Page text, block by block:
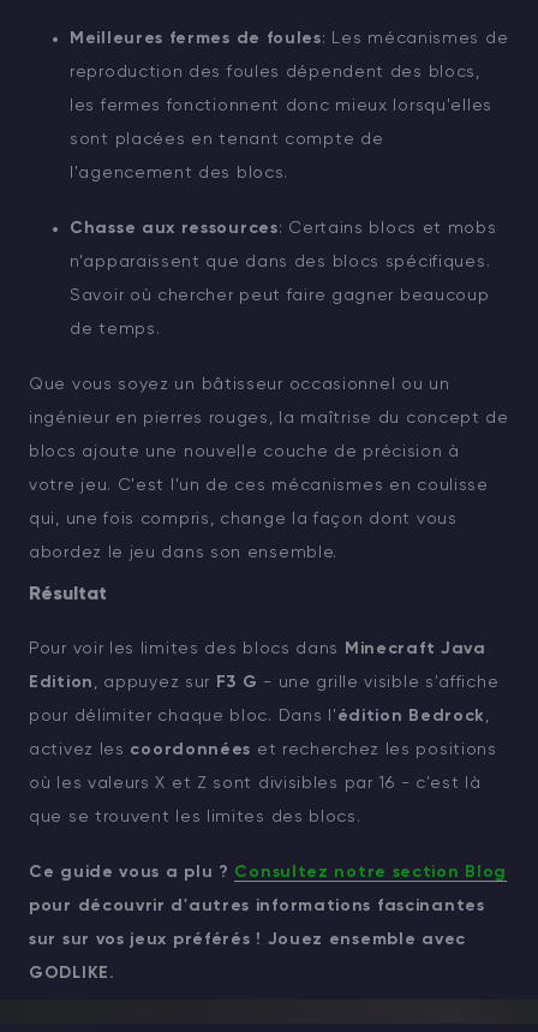
Meilleures fermes de foules: Les mécanismes de
reproduction des foules dépendent des blocs,
les fermes fonctionnent donc mieux lorsqu'elles
sont placées en tenant compte de
l'agencement des blocs.
Chasse aux ressources: Certains blocs et mobs
n'apparaissent que dans des blocs spécifiques.
Savoir où chercher peut faire gagner beaucoup
de temps.
Que vous soyez un bâtisseur occasionnel ou un
ingénieur en pierres rouges, la maîtrise du concept de
blocs ajoute une nouvelle couche de précision à
votre jeu. C'est l'un de ces mécanismes en coulisse
qui, une fois compris, change la façon dont vous
abordez le jeu dans son ensemble.
Résultat
Pour voir les limites des blocs dans
Minecraft Java
Edition , appuyez sur F3 G - une grille visible s'affiche
pour délimiter chaque bloc. Dans l' édition Bedrock ,
activez les coordonnées et recherchez les positions
où les valeurs X et Z sont divisibles par 16 - c'est là
que se trouvent les limites des blocs.
Ce guide vous a plu ? Consultez notre section Blog
pour découvrir d'autres informations fascinantes
sur sur vos jeux préférés ! Jouez ensemble avec
GODLIKE.